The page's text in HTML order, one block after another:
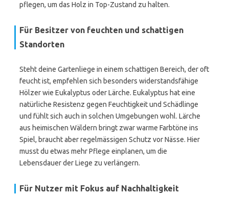
pflegen, um das Holz in Top-Zustand zu halten.
Für Besitzer von feuchten und schattigen
Standorten
Steht deine Gartenliege in einem schattigen Bereich, der oft
feucht ist, empfehlen sich besonders widerstandsfähige
Hölzer wie Eukalyptus oder Lärche. Eukalyptus hat eine
natürliche Resistenz gegen Feuchtigkeit und Schädlinge
und fühlt sich auch in solchen Umgebungen wohl. Lärche
aus heimischen Wäldern bringt zwar warme Farbtöne ins
Spiel, braucht aber regelmässigen Schutz vor Nässe. Hier
musst du etwas mehr Pflege einplanen, um die
Lebensdauer der Liege zu verlängern.
Für Nutzer mit Fokus auf Nachhaltigkeit